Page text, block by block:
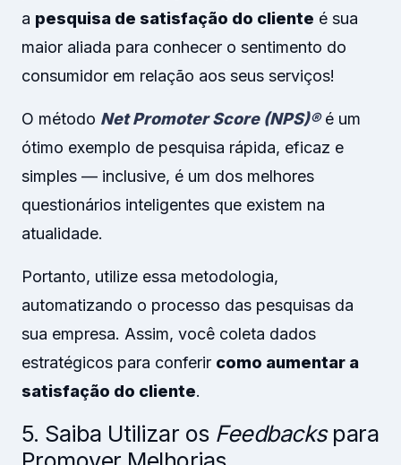
a pesquisa de satisfação do cliente é sua
maior aliada para conhecer o sentimento do
consumidor em relação aos seus serviços!
O método Net Promoter Score (NPS)®é um
ótimo exemplo de pesquisa rápida, eficaz e
simples — inclusive, é um dos melhores
questionários inteligentes que existem na
atualidade.
Portanto, utilize essa metodologia,
automatizando o processo das pesquisas da
sua empresa. Assim, você coleta dados
estratégicos para conferir como aumentar a
satisfação do cliente.
5. Saiba Utilizar osFeedbacks para